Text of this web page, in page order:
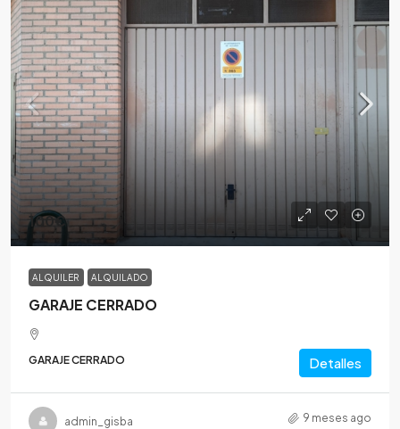
100€
ALQUILER ALQUILADO
GARAJE CERRADO
GARAJE CERRADO Detalles
admin_gisba 9 meses ago